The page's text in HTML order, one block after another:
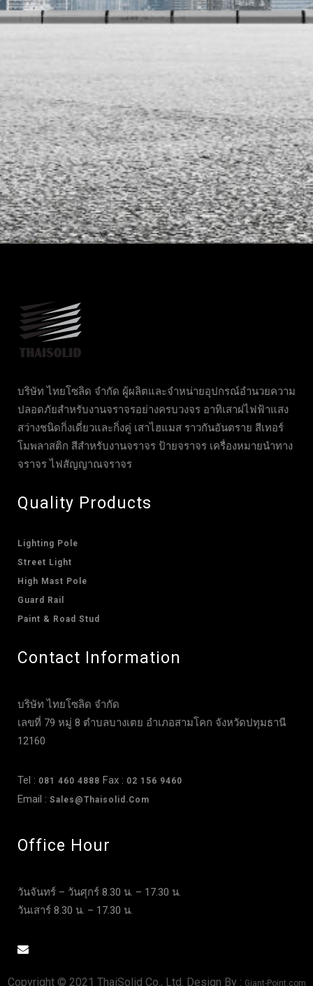
บริษัท ไทยโซลิด จำกัด ผู้ผลิตและจำหน่ายอุปกรณ์อำนวยความ
ปลอดภัยสำหรับงานจราจรอย่างครบวงจร อาทิเสาฝไฟฟ้าแสง
สว่างชนิดกิ่งเดี่ยวและกิ่งคู่ เสาไฮแมส ราวกันอันตราย สีเทอร์
โมพลาสติก สีสำหรับงานจราจร ป้ายจราจร เครื่องหมายนำทาง
จราจร ไฟสัญญาณจราจร
Quality Products
Lighting Pole
Street Light
High Mast Pole
Guard Rail
Paint & Road Stud
Contact Information
บริษัท ไทยโซลิด จำกัด
เลขที่ 79 หมู่ 8 ตำบลบางเตย อำเภอสามโคก จังหวัดปทุมธานี
12160
Tel : 081 460 4888 Fax : 02 156 9460
Email : Sales@thaisolid.com
Office Hour
วันจันทร์ – วันศุกร์ 8.30 น. – 17.30 น.
วันเสาร์ 8.30 น. – 17.30 น.
Copyright © 2021 ThaiSolid Co., Ltd. Design By : Giant-Point.com